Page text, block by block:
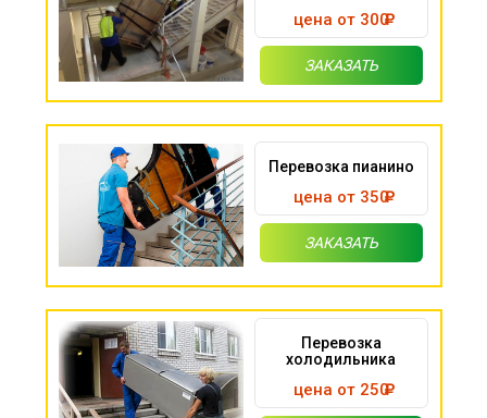
цена от 300
ЗАКАЗАТЬ
Перевозка пианино
цена от 350
ЗАКАЗАТЬ
Перевозка
холодильника
цена от 250